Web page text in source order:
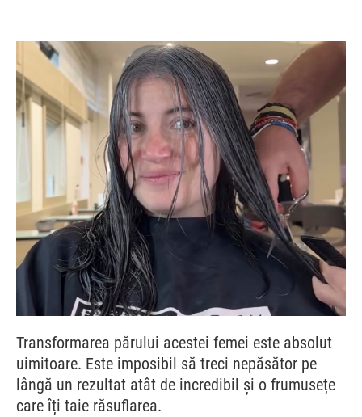
Transformarea părului acestei femei este absolut
uimitoare. Este imposibil să treci nepăsător pe
lângă un rezultat atât de incredibil și o frumusețe
care îți taie răsuflarea.